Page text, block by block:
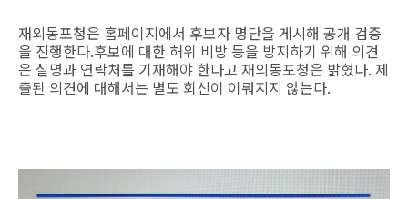
재외동포청은 홈페이지에서 후보자 명단을 게시해 공개 검증
을 진행한다.후보에 대한 허위 비방 등을 방지하기 위해 의견
은 실명과 연락처를 기재해야 한다고 재외동포청은 밝혔다. 제
출된 의견에 대해서는 별도 회신이 이뤄지지 않는다.